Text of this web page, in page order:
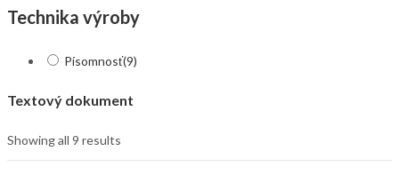
Technika výroby
Písomnosť(9)
Textový dokument
Showing all 9 results